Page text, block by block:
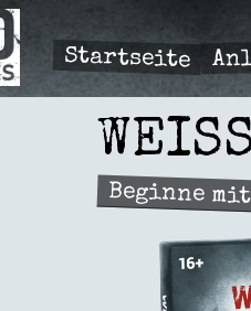
PRIMÆR
Startseite
Beginne